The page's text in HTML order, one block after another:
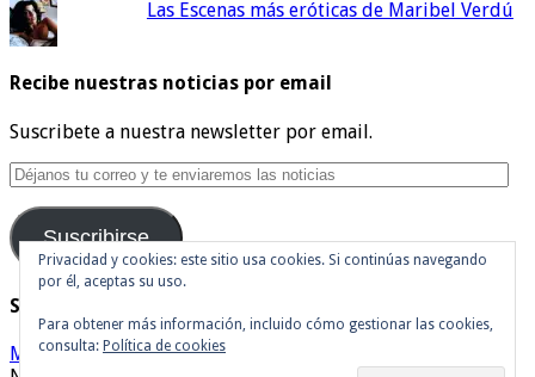
Las Escenas más eróticas de Maribel Verdú
Recibe nuestras noticias por email
Suscribete a nuestra newsletter por email.
Déjanos
tu
correo
y
te
enviaremos
las
noticias
Suscribirse
Síguenos en Twitter
Mis tuits
Privacidad y cookies: este sitio usa cookies. Si continúas navegando
por él, aceptas su uso.
Para obtener más información, incluido cómo gestionar las cookies,
consulta: Política de cookies